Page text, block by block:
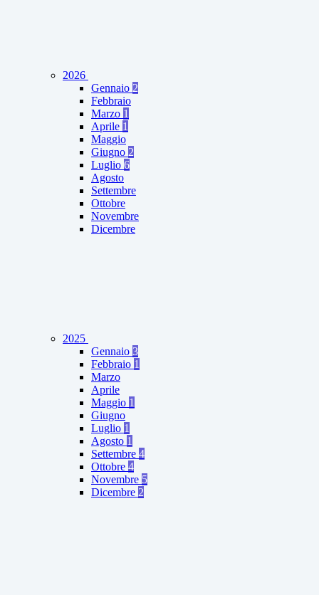
2026
Gennaio 2
Febbraio
Marzo 1
Aprile 1
Maggio
Giugno 2
Luglio 6
Agosto
Settembre
Ottobre
Novembre
Dicembre
2025
Gennaio 3
Febbraio 1
Marzo
Aprile
Maggio 1
Giugno
Luglio 1
Agosto 1
Settembre 4
Ottobre 4
Novembre 5
Dicembre 2